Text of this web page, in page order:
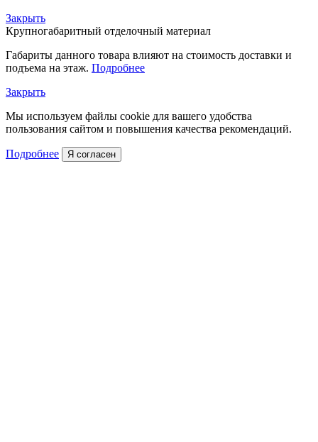
Закрыть
Крупногабаритный отделочный материал
Габариты данного товара влияют на стоимость доставки и
подъема на этаж. Подробнее
Закрыть
Мы используем файлы cookie для вашего удобства
пользования сайтом и повышения качества рекомендаций.
Подробнее Я согласен